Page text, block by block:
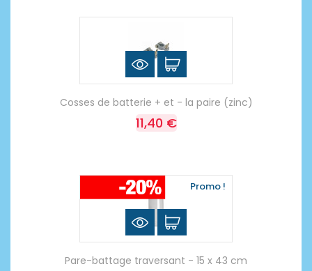
Cosses de batterie + et - la paire (zinc)
11,40 €
Promo !
Pare-battage traversant - 15 x 43 cm